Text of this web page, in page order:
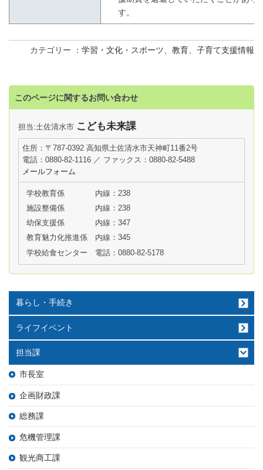
す。
カテゴリー 学習・文化・スポーツ、 教育、 子育て支援情報
このページに関するお問い合わせ
担当:土佐清水市 こども未来課
住所：〒787-0392 高知県土佐清水市天神町11番2号
電話：0880-82-1116 ／ ファックス：0880-82-5488
メールフォーム
学校教育係
内線：238
施設整備係
内線：238
幼保支援係
内線：347
教育魅力化推進係
内線：345
学校給食センター
電話：0880-82-5178
暮らし・手続き
ライフイベント
担当課
市長室
企画財政課
総務課
危機管理課
観光商工課